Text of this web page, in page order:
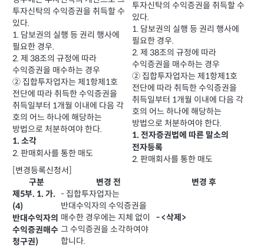
투자신탁의 수익증권을 취득할 수
있다.
1. 담보권의 실행 등 권리 행사에
필요한 경우.
2. 제 38조의 규정에 따라
수익증권을 매수하는 경우
② 집합투자업자는 제1항제1호
전단에 따라 취득한 수익증권을
취득일부터 1개월 이내에 다음 각
호의 어느 하나에 해당하는
방법으로 처분하여야 한다.
1. 소각
2. 판매회사를 통한 매도
투자신탁의 수익증권을 취득할 수
있다.
1. 담보권의 실행 등 권리 행사에
필요한 경우.
2. 제 38조의 규정에 따라
수익증권을 매수하는 경우
② 집합투자업자는 제1항제1호
전단에 따라 취득한 수익증권을
취득일부터 1개월 이내에 다음 각
호의 어느 하나에 해당하는
방법으로 처분하여야 한다.
1. 전자증권법에 따른 말소의
전자등록
2. 판매회사를 통한 매도
[변경등록신청서]
구분
변경 전
변경 후
제5부. 1. 가.
(4)
반대수익자의
수익증권매수
청구권)
- 집합투자업자는
반대수익자의 수익증권을
매수한 경우에는 지체 없이
그 수익증권을 소각하여야
합니다.
- <삭제>